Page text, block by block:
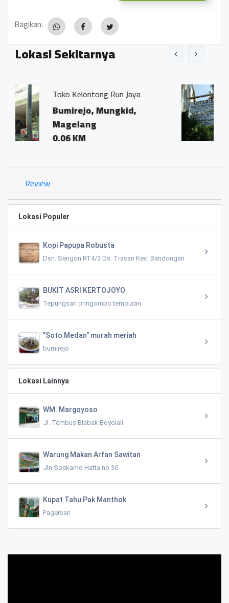
Bagikan:
Lokasi Sekitarnya
Jaya Kantor Notaris dan
Ivo Marius, SH"
Bumirejo, Mungkid,
Review
Lokasi Populer
Kopi Papupa Robusta
Dsn. Sengon RT4/3 Ds. Trasan Kec. Bandongan
BUKIT ASRI KERTOJOYO
Tepungsari pringombo tempuran
"Soto Medan" murah meriah
bumirejo
Lokasi Lainnya
WM. Margoyoso
Jl. Tembus Blabak Boyolali
Warung Makan Arfan Sawitan
Jln Soekarno Hatta no 30
Kupat Tahu Pak Manthok
Pagersari